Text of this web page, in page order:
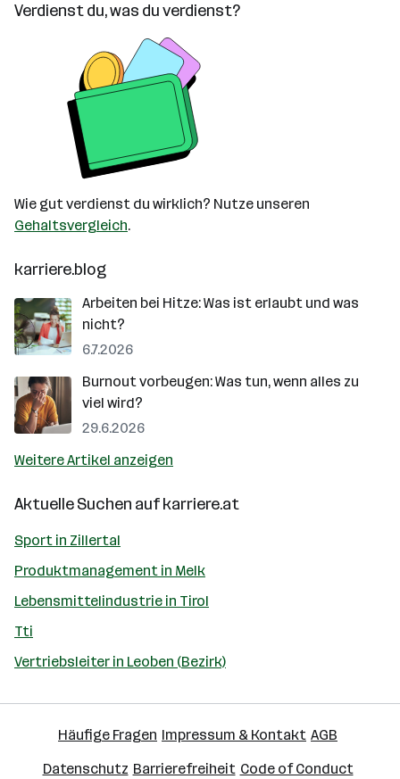
Verdienst du, was du verdienst?
Wie gut verdienst du wirklich? Nutze unseren
Gehaltsvergleich.
karriere.blog
Arbeiten bei Hitze: Was ist erlaubt und was
nicht?
6.7.2026
Burnout vorbeugen: Was tun, wenn alles zu
viel wird?
29.6.2026
Weitere Artikel anzeigen
Aktuelle Suchen aufkarriere.at
Sport in Zillertal
Produktmanagement in Melk
Lebensmittelindustrie in Tirol
Tti
Vertriebsleiter in Leoben (Bezirk)
Häufige Fragen Impressum & Kontakt AGB
Datenschutz Barrierefreiheit Code of Conduct